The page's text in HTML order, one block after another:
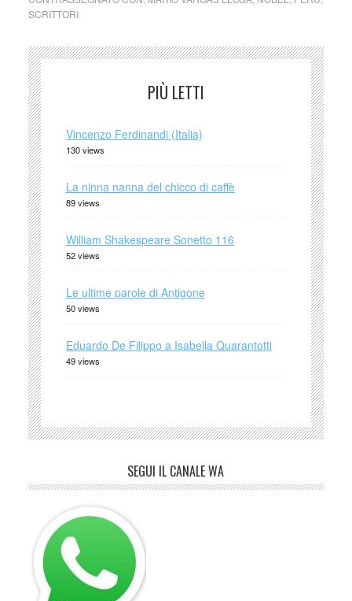
SCRITTORI
PIÙ LETTI
Vincenzo Ferdinandi (Italia)
130 views
La ninna nanna del chicco di caffè
89 views
William Shakespeare Sonetto 116
52 views
Le ultime parole di Antigone
50 views
Eduardo De Filippo a Isabella Quarantotti
49 views
SEGUI IL CANALE WA